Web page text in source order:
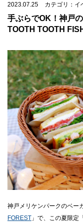
2023.07.25 カテゴリ：イ
手ぶらでOK！神戸
TOOTH TOOTH
神戸メリケンパークのベー
FOREST 」で、この夏限定